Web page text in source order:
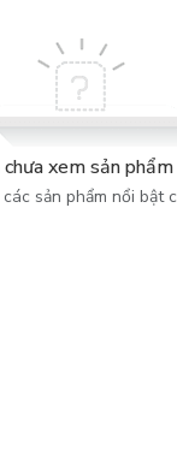
chưa xem sản phẩm
sản phẩm nổi bật